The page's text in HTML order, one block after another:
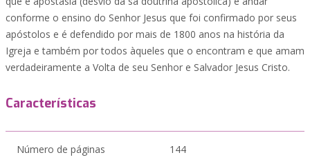
conforme o ensino do Senhor Jesus que foi confirmado por seus
apóstolos e é defendido por mais de 1800 anos na história da
Igreja e também por todos àqueles que o encontram e que amam
verdadeiramente a Volta de seu Senhor e Salvador Jesus Cristo.
Características
Número de páginas 144